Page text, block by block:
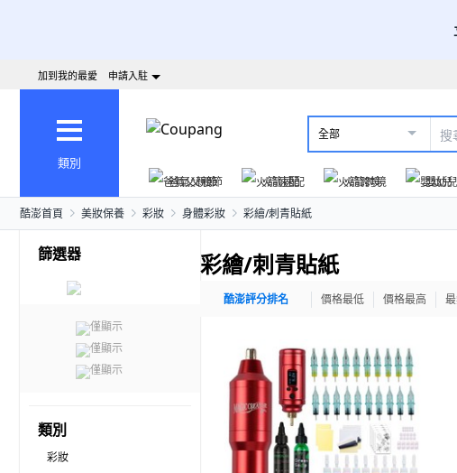
加到我的最愛 申請入駐
類別
全部
爸氣父親節
火箭速配 火箭跨境 嬰幼兒
酷澎首頁 美妝保養 彩妝 身體彩妝 彩繪/刺青貼紙
篩選器
僅顯示
僅顯示
僅顯示
類別
彩妝
彩繪/刺青貼紙
酷澎評分排名 價格最低 價格最高